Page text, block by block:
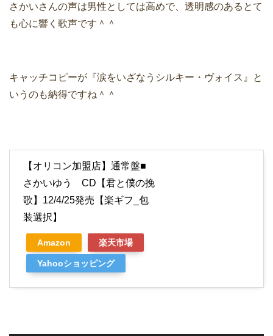
さかいさんの声は男性としては高めで、透明感のあるとて
も心に響く歌声です＾＾
キャッチコピーが『涙をいざなうシルキー・ヴォイス』と
いうのも納得ですね＾＾
【オリコン加盟店】通常盤■
さかいゆう CD【君と僕の挽
歌】12/4/25発売【楽ギフ_包
装選択】
Amazon 楽天市場
Yahooショッピング